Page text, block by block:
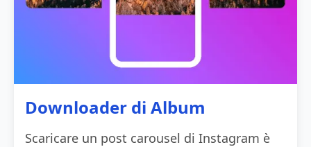
Downloader di Album
Scaricare un post carousel di Instagram è